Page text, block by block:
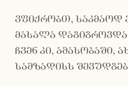
ვფიქრობთ, საკმაოდ
მასალა
ჩვენ კი, ამასობაში,
სამზადისს